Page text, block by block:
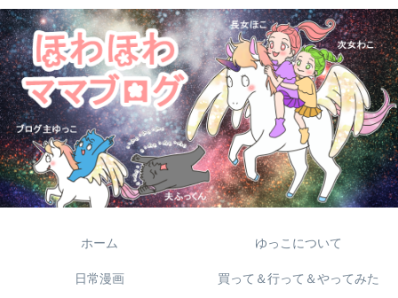
ホーム ゆっこについて
日常漫画 買って＆行って＆やってみた